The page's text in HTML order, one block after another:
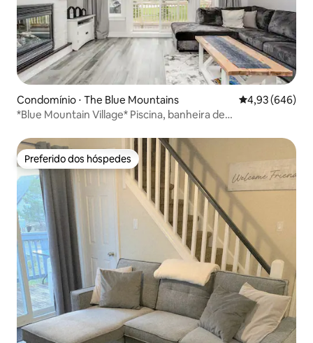
Condomínio ⋅ The Blue Mountains 4,93 de uma
4,93 (646)
*Blue Mountain Village* Piscina, banheira de
Preferido dos hóspedes
Preferido dos hóspedes